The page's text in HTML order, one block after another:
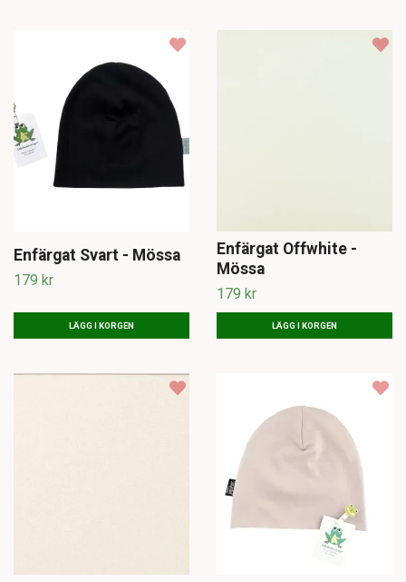
Enfärgat Svart - Mössa
179 kr
LÄGG I KORGEN
Enfärgat Offwhite -
Mössa
179 kr
LÄGG I KORGEN